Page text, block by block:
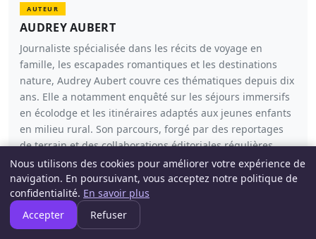
AUTEUR
AUDREY AUBERT
Journaliste spécialisée dans les récits de voyage en
famille, les escapades romantiques et les destinations
nature, Audrey Aubert couvre ces thématiques depuis dix
ans. Elle a notamment enquêté sur les séjours immersifs
en écolodge et les itinéraires adaptés aux jeunes enfants
en milieu rural. Son parcours, forgé par des reportages
de terrain et des collaborations éditoriales régulières,
témoigne d’une approche documentée du tourisme
alternatif.
VOIR TOUS LES ARTICLES
Nous utilisons des cookies pour améliorer votre expérience de
navigation. En poursuivant, vous acceptez notre politique de
confidentialité. En savoir plus
Accepter
Refuser